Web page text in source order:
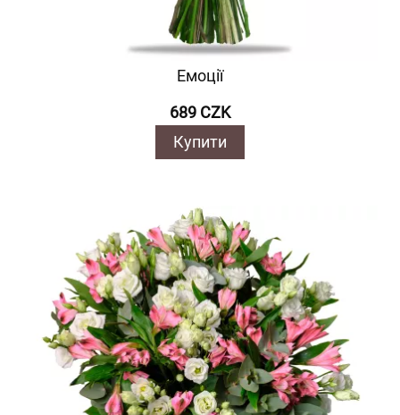
Емоції
689 CZK
Купити